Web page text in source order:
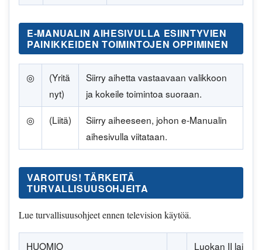
E-MANUALIN AIHESIVULLA ESIINTYVIEN
PAINIKKEIDEN TOIMINTOJEN OPPIMINEN
◎
(Yritä
nyt)
Siirry aihetta vastaavaan valikkoon
ja kokeile toimintoa suoraan.
◎ (Liitä)
Siirry aiheeseen, johon e-Manualin
aihesivulla viitataan.
VAROITUS! TÄRKEITÄ
TURVALLISUUSOHJEITA
Lue turvallisuusohjeet ennen television käytöä.
HUOMIO Luokan II laite: